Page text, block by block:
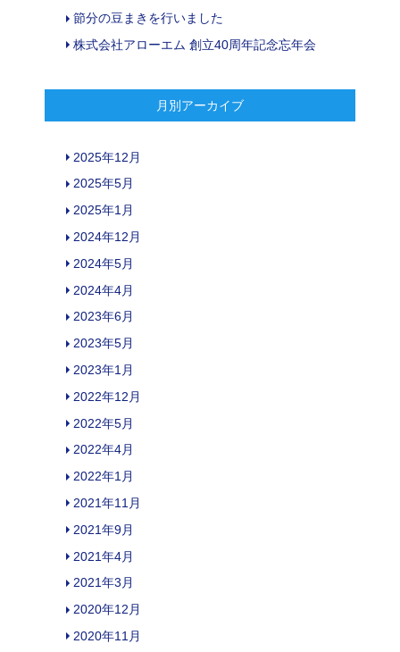
節分の豆まきを行いました
株式会社アローエム 創立40周年記念忘年会
月別アーカイブ
2025年12月
2025年5月
2025年1月
2024年12月
2024年5月
2024年4月
2023年6月
2023年5月
2023年1月
2022年12月
2022年5月
2022年4月
2022年1月
2021年11月
2021年9月
2021年4月
2021年3月
2020年12月
2020年11月